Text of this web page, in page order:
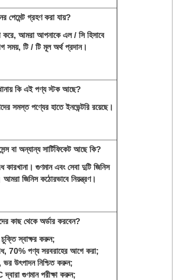
পেমেন্ট গ্রহণ করা যায়?
করে, আমরা আপনাকে এল / সি হিসাবে
সময়, টি / টি মূল অর্থ প্রদান।
কি এই পণ্য স্টক আছে?
সমস্ত পণ্যের হাতে ইনভেন্টরি রয়েছে।
বা অন্যান্য সার্টিফিকেট আছে কি?
গুণমান এবং সেবা দুটি জিনিস
জিনিস কঠোরভাবে নিয়ন্ত্রণ।
কাছ থেকে অর্ডার করবেন?
স্বাক্ষর করুন;
70% পণ্য সরবরাহের আগে করা;
উৎপাদন নিশ্চিত করুন;
গুণমান পরীক্ষা করুন;